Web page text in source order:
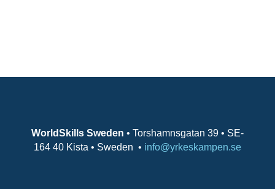
WorldSkills Sweden • Torshamnsgatan 39 • SE-
164 40 Kista • Sweden • info@yrkeskampen.se